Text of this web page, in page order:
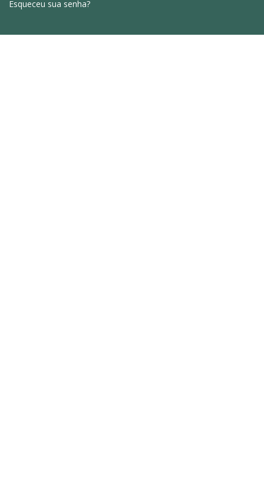
Esqueceu sua senha?